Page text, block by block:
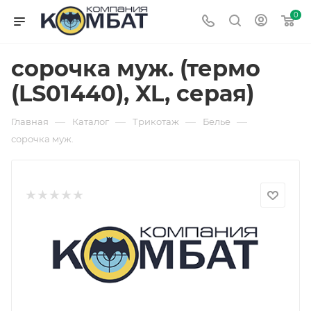
0
сорочка муж. (термо
(LS01440), XL, серая)
Главная — Каталог — Трикотаж — Белье —
сорочка муж.